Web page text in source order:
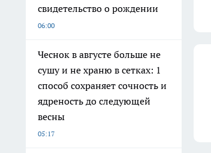
свидетельство о рождении
06:00
Чеснок в августе больше не
сушу и не храню в сетках: 1
способ сохраняет сочность и
ядреность до следующей
весны
05:17